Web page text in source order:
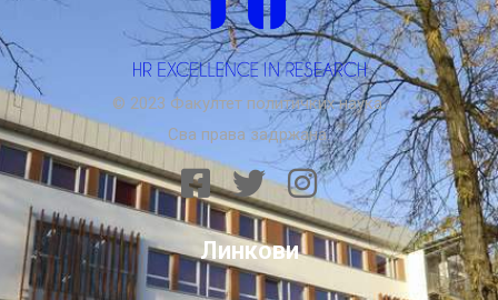
© 2023 Факултет политичких наука.
Сва права задржана.
Линкови